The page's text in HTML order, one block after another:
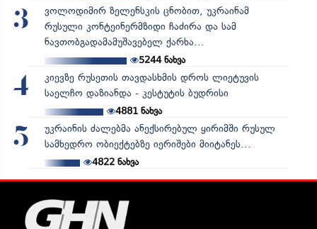
3
ვოლოდიმირ ზელენსკის ცნობით, უკრაინამ
რუსული კონტეინერმზიდი ჩაძირა და სამ
ნავთობგადამამუშავებელ ქარხა...
5244ნახვა
4
კიევზე რუსეთის თავდასხმის დროს ლიეტუვის
საელჩო დაზიანდა - კესტუტის ბუდრისი
4881ნახვა
5
უკრაინის ძალებმა ანექსირებულ ყირიმში რუსულ
სამხედრო ობიექტებზე იერიშები მიიტანეს...
4822ნახვა